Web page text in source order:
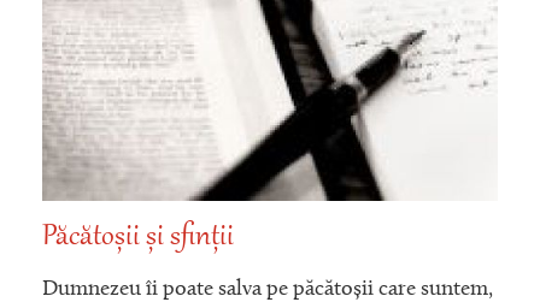
Păcătoșii și sfinții
Dumnezeu îi poate salva pe păcătoșii care suntem,